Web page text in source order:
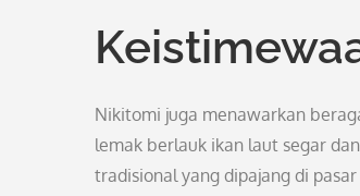
Nikitomi juga menawarkan
lemak berlauk ikan laut segar
tradisional yang dipajang di